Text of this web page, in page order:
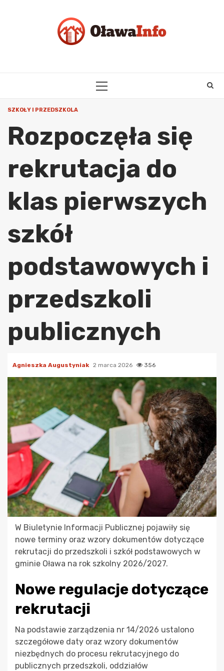
PRIMARY
SZKOŁY I PRZEDSZKOLA
Rozpoczęła się
rekrutacja do
klas pierwszych
szkół
podstawowych i
przedszkoli
publicznych
Agnieszka Augustyniak 2 marca 2026 356
W Biuletynie Informacji Publicznej pojawiły się
nowe terminy oraz wzory dokumentów dotyczące
rekrutacji do przedszkoli i szkół podstawowych w
gminie Oława na rok szkolny 2026/2027.
Nowe regulacje dotyczące
rekrutacji
Na podstawie zarządzenia nr 14/2026 ustalono
szczegółowe daty oraz wzory dokumentów
niezbędnych do procesu rekrutacyjnego do
publicznych przedszkoli, oddziałów